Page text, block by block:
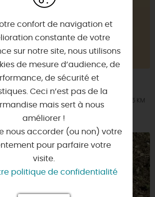
À 5 KM
confort de navigation et
constante de votre
sur notre site, nous utilisons
de mesure d’audience, de
de sécurité et
Ceci n’est pas de la
mais sert à nous
améliorer !
nous accorder (ou non) votre
pour parfaire votre
visite.
politique de confidentialité